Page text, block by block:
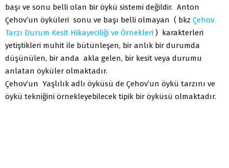
başı ve sonu belli olan bir öykü sistemi değildir. Anton
Çehov’un öyküleri sonu ve başı belli olmayan ( bkz Çehov
Tarzı Durum Kesit Hikayeciliği ve Örnekleri ) karakterleri
yetiştikleri muhit ile bütünleşen, bir anlık bir durumda
düşünülen, bir anda akla gelen, bir kesit veya durumu
anlatan öyküler olmaktadır.
Çehov’un Yaşlılık adlı öyküsü de Çehov’un öykü tarzını ve
öykü tekniğini örnekleyebilecek tipik bir öyküsü olmaktadır.